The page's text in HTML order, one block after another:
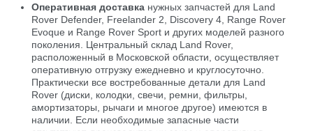
Оперативная доставка нужных запчастей для Land
Rover Defender, Freelander 2, Discovery 4, Range Rover
Evoque и Range Rover Sport и других моделей разного
поколения. Центральный склад Land Rover,
расположенный в Московской области, осуществляет
оперативную отгрузку ежедневно и круглосуточно.
Практически все востребованные детали для Land
Rover (диски, колодки, свечи, ремни, фильтры,
амортизаторы, рычаги и многое другое) имеются в
наличии. Если необходимые запасные части